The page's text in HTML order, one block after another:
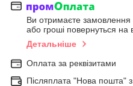
Ви отримаєте замовлення
або гроші повернуться на
Детальніше
Оплата за реквізитами
Післяплата "Нова пошта"